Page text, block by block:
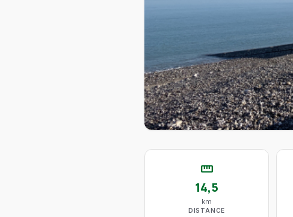
straighten
14,5
km
DISTANCE